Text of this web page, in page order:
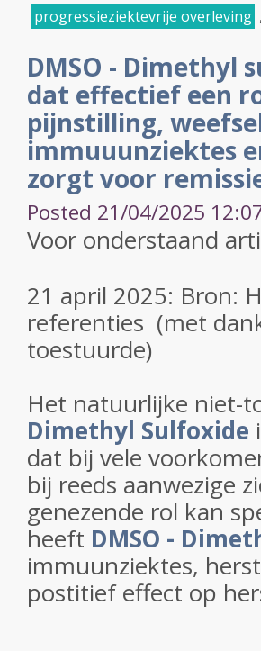
progressieziektevrije overleving ,
DMSO - Dimethyl
dat effectief een
pijnstilling,
immuuunziektes
zorgt voor
Posted 21/04/2025
Voor onderstaand
21 april 2025: Bron:
referenties (met
toestuurde)
Het natuurlijke niet-
Dimethyl Sulfoxide
dat bij vele
bij reeds aanwezige
genezende rol kan
heeft DMSO -
immuunziektes,
postitief effect op